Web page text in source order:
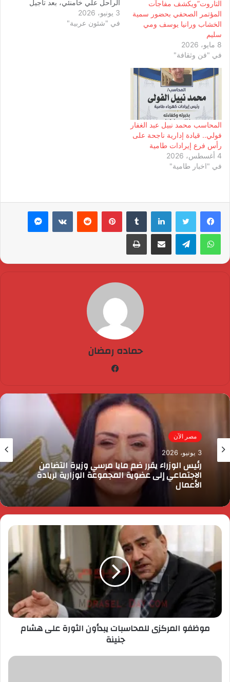
التاروت”ويكشف مفاجآت
المؤتمر الصحفي بحضور سمية
الخشاب ورانيا يوسف ومي
سليم
8 مايو، 2026
في "فن وثقافة"
الراحل علي خامنئي، بعد تأجيل
استمر 94 يوماً للمراسم
الرسمية التي كان مقرراً
3 يونيو، 2026
في "شئون عربية"
المحاسب محمد نبيل عبد الغفار
فولي.. قيادة إدارية ناجحة على
رأس فرع إيرادات طامية
4 أغسطس، 2026
في "اخبار طامية"
لينكدإن بينتيريست ماسنجر
واتساب تيلقرام مشاركة عبر البريد طباعة
حماده رمضان
مصر الآن
3 يونيو، 2026
رئيس الوزراء يقرر ضم مايا مرسي وزيرة التضامن
الاجتماعي إلى عضوية المجموعة الوزارية لريادة
الأعمال
موظفو المركزى للمحاسبات يبدأون الثورة على هشام
جنينة